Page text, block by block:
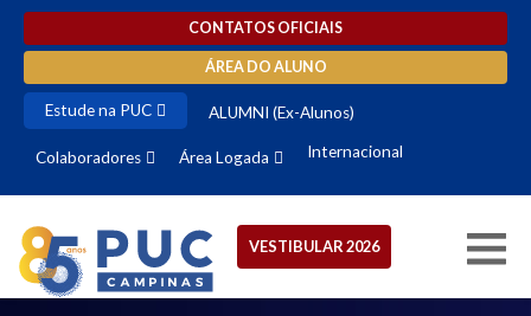
CONTATOS OFICIAIS
ÁREA DO ALUNO
Estude na PUC ALUMNI (Ex-Alunos)
Colaboradores Área Logada Internacional
VESTIBULAR 2026